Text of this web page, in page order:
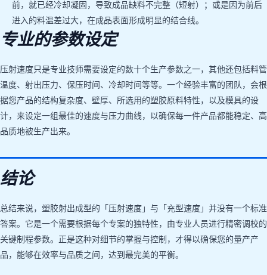
前，就已经冷却凝固，导致成品缺料不完整（短射）；或是因为前后
进入的料温差过大，在成品表面形成明显的结合线。
专业的参数设定
压射速度只是专业技师需要设定的数十个生产参数之一，其他还包括料管
温度、射出压力、保压时间、冷却时间等等。一个经验丰富的团队，会根
据您产品的结构复杂度、壁厚、所选用的塑胶原料特性，以及模具的设
计，来设定一组最佳的速度与压力曲线，以确保每一件产品都能稳定、高
品质地被生产出来。
结论
总结来说，塑胶射出成型的「压射速度」与「充型速度」并没有一个标准
答案。它是一个需要根据每个专案的独特性，由专业人员进行精密调校的
关键制程参数。正是这种对细节的掌握与控制，才得以确保您的量产产
品，能够在效率与品质之间，达到最完美的平衡。